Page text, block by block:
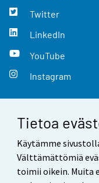
Tietoa
Käytämme
Välttämättömiä
toimii oikein. Muita
Twitter
LinkedIn
YouTube
Instagram
Yhteystiedot
Palaute
Käyttöehdot